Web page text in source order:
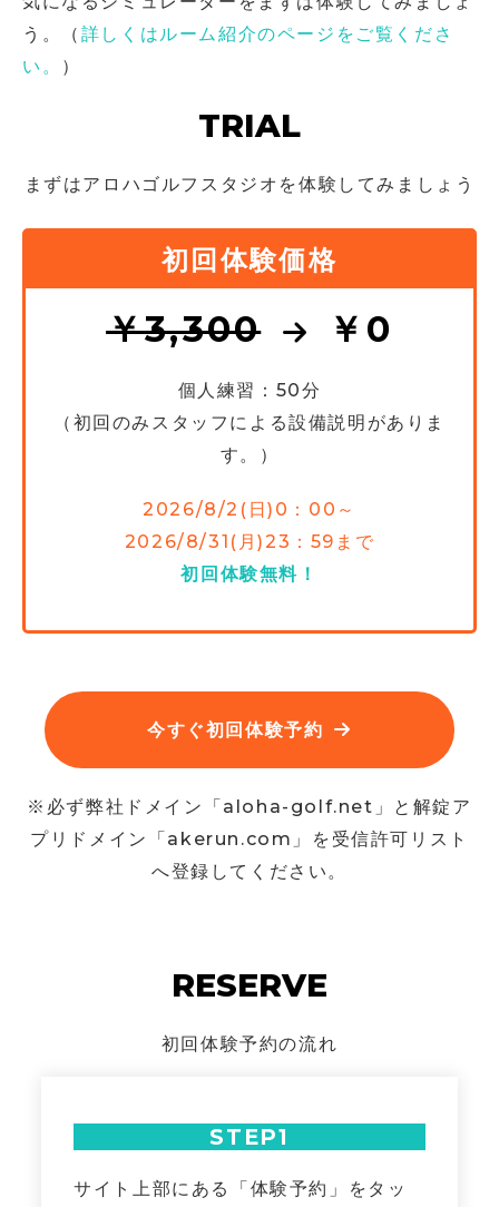
う。（ 詳しくはルーム紹介のページをご覧くださ
い。 ）
TRIAL
まずはアロハゴルフスタジオを体験してみましょう
初回体験価格
￥3,300 ￥0
個人練習：50分
（初回のみスタッフによる設備説明がありま
す。）
2026/8/2(日)0：00～
2026/8/31(月)23：59まで
初回体験無料！
今すぐ初回体験予約
※必ず弊社ドメイン「aloha-golf.net」と解錠ア
プリドメイン「akerun.com」を受信許可リスト
へ登録してください。
RESERVE
初回体験予約の流れ
STEP1
サイト上部にある「体験予約」をタッ